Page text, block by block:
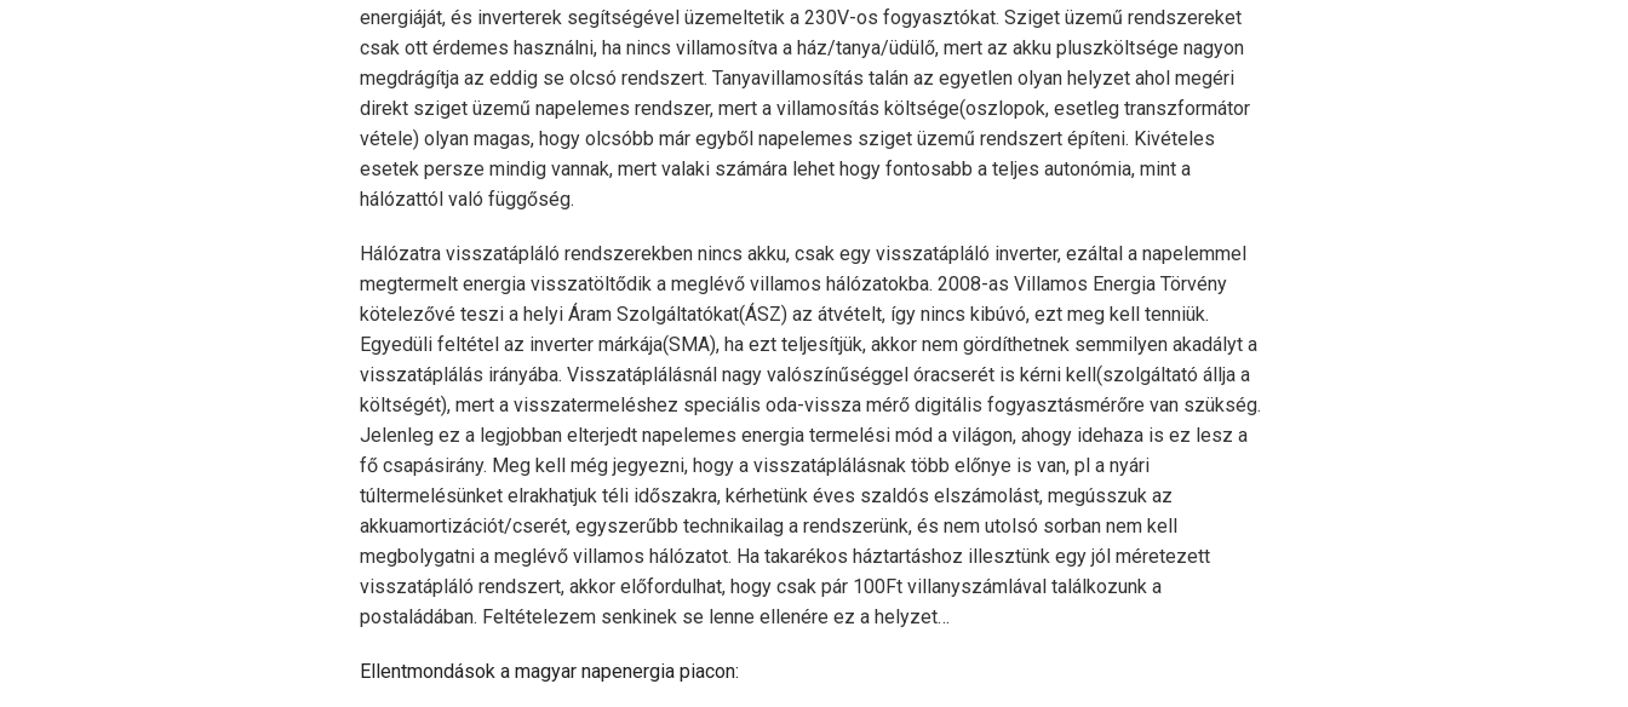
energiáját, és inverterek segítségével üzemeltetik a 230V-os fogyasztókat. Sziget üzemű rendszereket
csak ott érdemes használni, ha nincs villamosítva a ház/tanya/üdülő, mert az akku pluszköltsége nagyon
megdrágítja az eddig se olcsó rendszert. Tanyavillamosítás talán az egyetlen olyan helyzet ahol megéri
direkt sziget üzemű napelemes rendszer, mert a villamosítás költsége(oszlopok, esetleg transzformátor
vétele) olyan magas, hogy olcsóbb már egyből napelemes sziget üzemű rendszert építeni. Kivételes
esetek persze mindig vannak, mert valaki számára lehet hogy fontosabb a teljes autonómia, mint a
hálózattól való függőség.
Hálózatra visszatápláló rendszerekben nincs akku, csak egy visszatápláló inverter, ezáltal a napelemmel
megtermelt energia visszatöltődik a meglévő villamos hálózatokba. 2008-as Villamos Energia Törvény
kötelezővé teszi a helyi Áram Szolgáltatókat(ÁSZ) az átvételt, így nincs kibúvó, ezt meg kell tenniük.
Egyedüli feltétel az inverter márkája(SMA), ha ezt teljesítjük, akkor nem gördíthetnek semmilyen akadályt a
visszatáplálás irányába. Visszatáplálásnál nagy valószínűséggel óracserét is kérni kell(szolgáltató állja a
költségét), mert a visszatermeléshez speciális oda-vissza mérő digitális fogyasztásmérőre van szükség.
Jelenleg ez a legjobban elterjedt napelemes energia termelési mód a világon, ahogy idehaza is ez lesz a
fő csapásirány. Meg kell még jegyezni, hogy a visszatáplálásnak több előnye is van, pl a nyári
túltermelésünket elrakhatjuk téli időszakra, kérhetünk éves szaldós elszámolást, megússzuk az
akkuamortizációt/cserét, egyszerűbb technikailag a rendszerünk, és nem utolsó sorban nem kell
megbolygatni a meglévő villamos hálózatot. Ha takarékos háztartáshoz illesztünk egy jól méretezett
visszatápláló rendszert, akkor előfordulhat, hogy csak pár 100Ft villanyszámlával találkozunk a
postaládában. Feltételezem senkinek se lenne ellenére ez a helyzet…
Ellentmondások a magyar napenergia piacon: